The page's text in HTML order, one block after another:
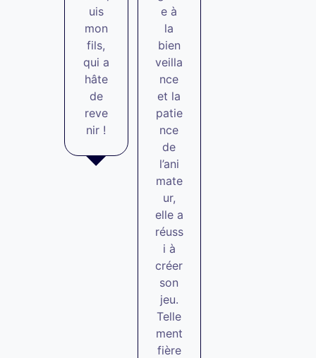
uis
mon
fils,
qui a
hâte
de
reve
nir !
e à
la
bien
veilla
nce
et la
patie
nce
de
l’ani
mate
ur,
elle a
réuss
i à
créer
son
jeu.
Telle
ment
fière